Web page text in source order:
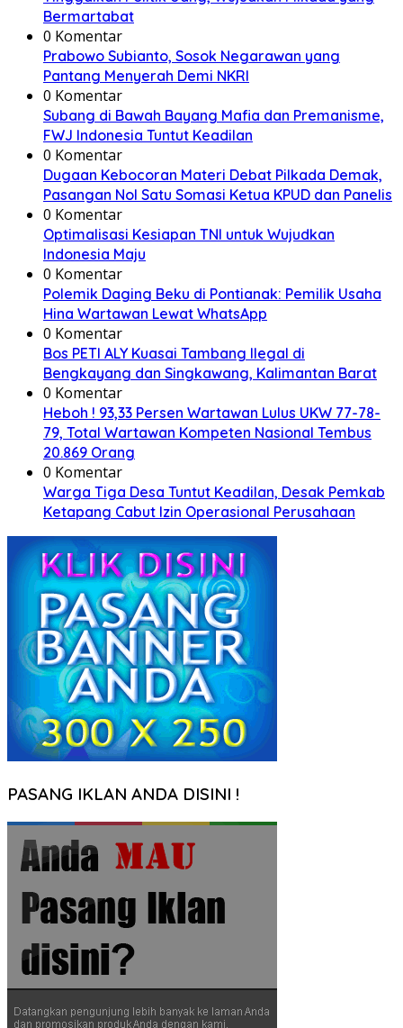
Bermartabat
0 Komentar
Prabowo Subianto, Sosok Negarawan yang
Pantang Menyerah Demi NKRI
0 Komentar
Subang di Bawah Bayang Mafia dan Premanisme,
FWJ Indonesia Tuntut Keadilan
0 Komentar
Dugaan Kebocoran Materi Debat Pilkada Demak,
Pasangan Nol Satu Somasi Ketua KPUD dan Panelis
0 Komentar
Optimalisasi Kesiapan TNI untuk Wujudkan
Indonesia Maju
0 Komentar
Polemik Daging Beku di Pontianak: Pemilik Usaha
Hina Wartawan Lewat WhatsApp
0 Komentar
Bos PETI ALY Kuasai Tambang Ilegal di
Bengkayang dan Singkawang, Kalimantan Barat
0 Komentar
Heboh ! 93,33 Persen Wartawan Lulus UKW 77-78-
79, Total Wartawan Kompeten Nasional Tembus
20.869 Orang
0 Komentar
Warga Tiga Desa Tuntut Keadilan, Desak Pemkab
Ketapang Cabut Izin Operasional Perusahaan
PASANG IKLAN ANDA DISINI !